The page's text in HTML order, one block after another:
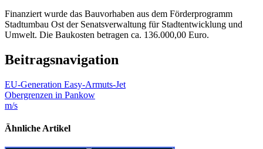
Finanziert wurde das Bauvorhaben aus dem Förderprogramm
Stadtumbau Ost der Senatsverwaltung für Stadtentwicklung und
Umwelt. Die Baukosten betragen ca. 136.000,00 Euro.
Beitragsnavigation
EU-Generation Easy-Armuts-Jet
Obergrenzen in Pankow
m/s
Ähnliche Artikel